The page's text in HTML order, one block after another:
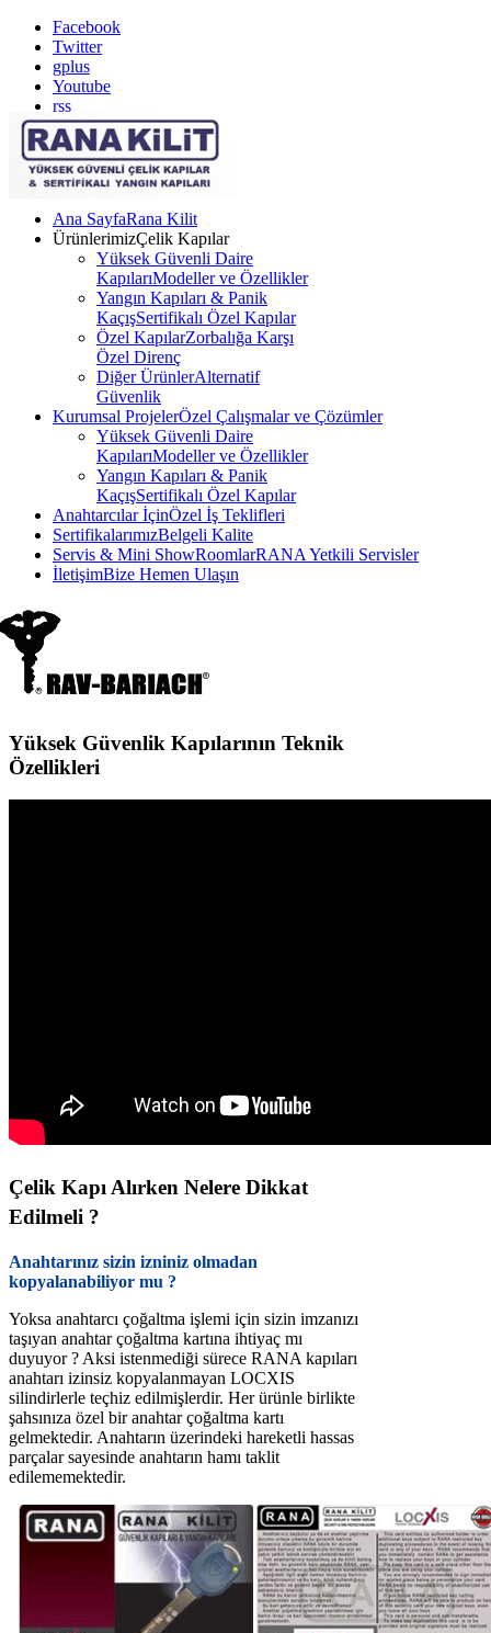
Facebook
Twitter
gplus
Youtube
rss
Ana SayfaRana Kilit
ÜrünlerimizÇelik Kapılar
Yüksek Güvenli Daire
KapılarıModeller ve Özellikler
Yangın Kapıları & Panik
KaçışSertifikalı Özel Kapılar
Özel KapılarZorbalığa Karşı
Özel Direnç
Diğer ÜrünlerAlternatif
Güvenlik
Kurumsal ProjelerÖzel Çalışmalar ve Çözümler
Yüksek Güvenli Daire
KapılarıModeller ve Özellikler
Yangın Kapıları & Panik
KaçışSertifikalı Özel Kapılar
Anahtarcılar İçinÖzel İş Teklifleri
SertifikalarımızBelgeli Kalite
Servis & Mini ShowRoomlarRANA Yetkili Servisler
İletişimBize Hemen Ulaşın
Yüksek Güvenlik Kapılarının Teknik
Özellikleri
Çelik Kapı Alırken Nelere Dikkat
Edilmeli ?
Anahtarınız sizin izniniz olmadan
kopyalanabiliyor mu ?
Yoksa anahtarcı çoğaltma işlemi için sizin imzanızı
taşıyan anahtar çoğaltma kartına ihtiyaç mı
duyuyor ? Aksi istenmediği sürece RANA kapıları
anahtarı izinsiz kopyalanmayan LOCXIS
silindirlerle teçhiz edilmişlerdir. Her ürünle birlikte
şahsınıza özel bir anahtar çoğaltma kartı
gelmektedir. Anahtarın üzerindeki hareketli hassas
parçalar sayesinde anahtarın hamı taklit
edilememektedir.